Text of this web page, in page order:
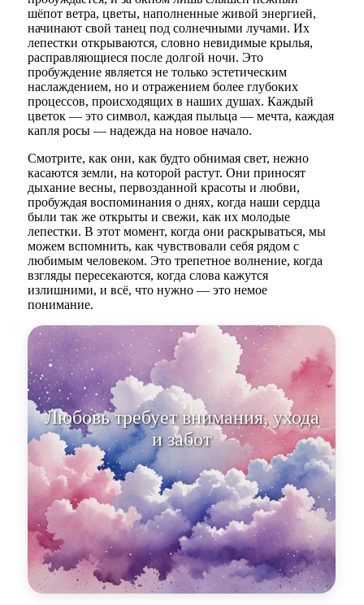
шёпот ветра, цветы, наполненные живой энергией,
начинают свой танец под солнечными лучами. Их
лепестки открываются, словно невидимые крылья,
расправляющиеся после долгой ночи. Это
пробуждение является не только эстетическим
наслаждением, но и отражением более глубоких
процессов, происходящих в наших душах. Каждый
цветок — это символ, каждая пыльца — мечта, каждая
капля росы — надежда на новое начало.
Смотрите, как они, как будто обнимая свет, нежно
касаются земли, на которой растут. Они приносят
дыхание весны, первозданной красоты и любви,
пробуждая воспоминания о днях, когда наши сердца
были так же открыты и свежи, как их молодые
лепестки. В этот момент, когда они раскрываться, мы
можем вспомнить, как чувствовали себя рядом с
любимым человеком. Это трепетное волнение, когда
взгляды пересекаются, когда слова кажутся
излишними, и всё, что нужно — это немое
понимание.
Любовь требуе